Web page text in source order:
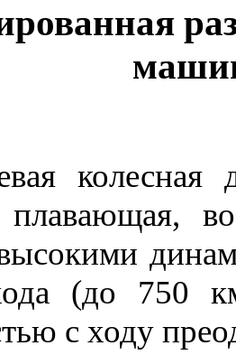
плавающая,
(до 750
с ходу